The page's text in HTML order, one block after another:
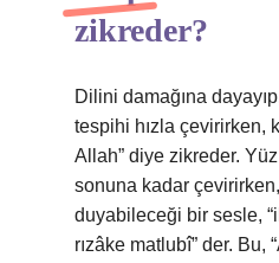
zikreder?
Dilini damağına
tespihi hızla çevirirken,
Allah” diye zikreder. Yüz
sonuna kadar
duyabileceği bir sesle,
rızâke matlubî” der. Bu,